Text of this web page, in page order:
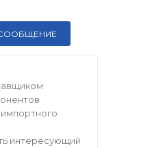
интересующий